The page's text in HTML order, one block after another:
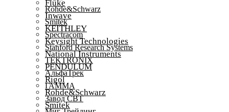
Rohde&Schwarz
Smitek
Spectracom
Stanford Research Systems
TEKTRONIX
АльфаТрек
ГАММА
Завод СВТ
Fluke
Inwave
KEITHLEY
Keysight Technologies
National Instruments
PENDULUM
Rigol
Rohde&Schwarz
Smitek